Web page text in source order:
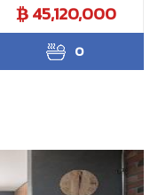
45,120,000
0
ANTPUNYAPA